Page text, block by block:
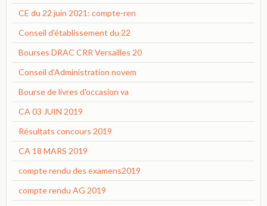
CE du 22 juin 2021: compte-ren
Conseil d'établissement du 22
Bourses DRAC CRR Versailles 20
Conseil d'Administration novem
Bourse de livres d'occasion va
CA 03 JUIN 2019
Résultats concours 2019
CA 18 MARS 2019
compte rendu des examens2019
compte rendu AG 2019